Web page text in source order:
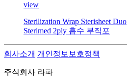
view
Sterilization Wrap Sterisheet Duo
Sterimed 2ply 흡수 부직포
회사소개 개인정보보호정책
주식회사 라파